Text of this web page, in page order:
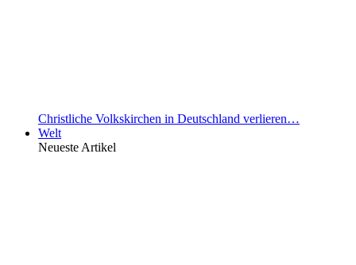
Christliche Volkskirchen in Deutschland verlieren…
Welt
Neueste Artikel